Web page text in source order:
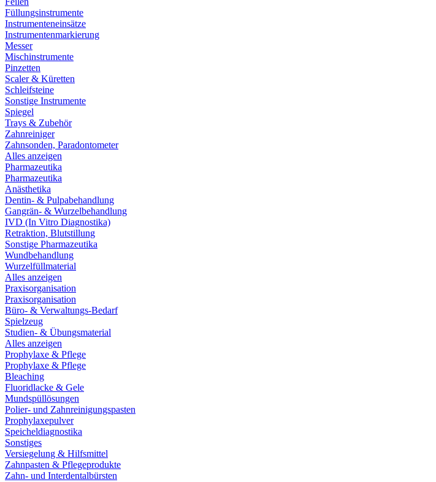
Füllungsinstrumente
Instrumenteneinsätze
Instrumentenmarkierung
Messer
Mischinstrumente
Pinzetten
Scaler & Küretten
Schleifsteine
Sonstige Instrumente
Spiegel
Trays & Zubehör
Zahnreiniger
Zahnsonden, Paradontometer
Alles anzeigen
Pharmazeutika
Pharmazeutika
Anästhetika
Dentin- & Pulpabehandlung
Gangrän- & Wurzelbehandlung
IVD (In Vitro Diagnostika)
Retraktion, Blutstillung
Sonstige Pharmazeutika
Wundbehandlung
Wurzelfüllmaterial
Alles anzeigen
Praxisorganisation
Praxisorganisation
Büro- & Verwaltungs-Bedarf
Spielzeug
Studien- & Übungsmaterial
Alles anzeigen
Prophylaxe & Pflege
Prophylaxe & Pflege
Bleaching
Fluoridlacke & Gele
Mundspüllösungen
Polier- und Zahnreinigungspasten
Prophylaxepulver
Speicheldiagnostika
Sonstiges
Versiegelung & Hilfsmittel
Zahnpasten & Pflegeprodukte
Zahn- und Interdentalbürsten